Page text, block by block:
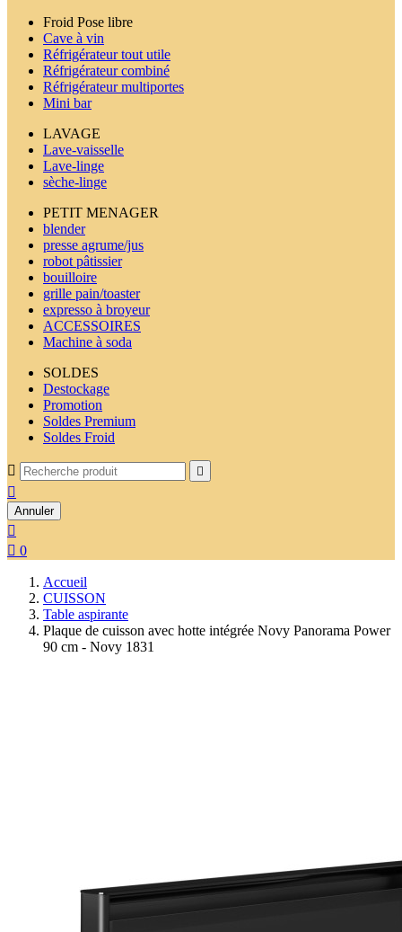
Froid Pose libre
Cave à vin
Réfrigérateur tout utile
Réfrigérateur combiné
Réfrigérateur multiportes
Mini bar
LAVAGE
Lave-vaisselle
Lave-linge
sèche-linge
PETIT MENAGER
blender
presse agrume/jus
robot pâtissier
bouilloire
grille pain/toaster
expresso à broyeur
ACCESSOIRES
Machine à soda
SOLDES
Destockage
Promotion
Soldes Premium
Soldes Froid
 

Annuler

 0
Accueil
CUISSON
Table aspirante
Plaque de cuisson avec hotte intégrée Novy Panorama Power
90 cm - Novy 1831